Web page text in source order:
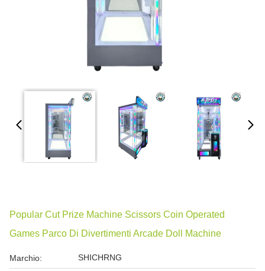
Popular Cut Prize Machine Scissors Coin Operated
Games Parco Di Divertimenti Arcade Doll Machine
Marchio: SHICHRNG